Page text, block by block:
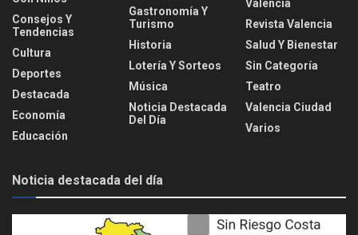
Consejos Y
Tendencias
Cultura
Deportes
Destacada
Economía
Educación
Gastronomía Y
Turismo
Historia
Lotería Y Sorteos
Música
Noticia Destacada
Del Día
Valencia
Revista Valencia
Salud Y Bienestar
Sin Categoría
Teatro
Valencia Ciudad
Varios
Noticia destacada del día